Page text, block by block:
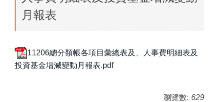
月報表
11206總分類帳各項目彙總表及、人事費明細表及
投資基金增減變動月報表.pdf
瀏覽數: 629